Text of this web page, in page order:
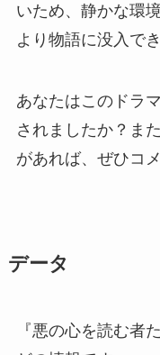
いため、静かな環
より物語に没入で
あなたはこのドラ
されましたか？ま
があれば、ぜひコ
データ
『悪の心を読む者